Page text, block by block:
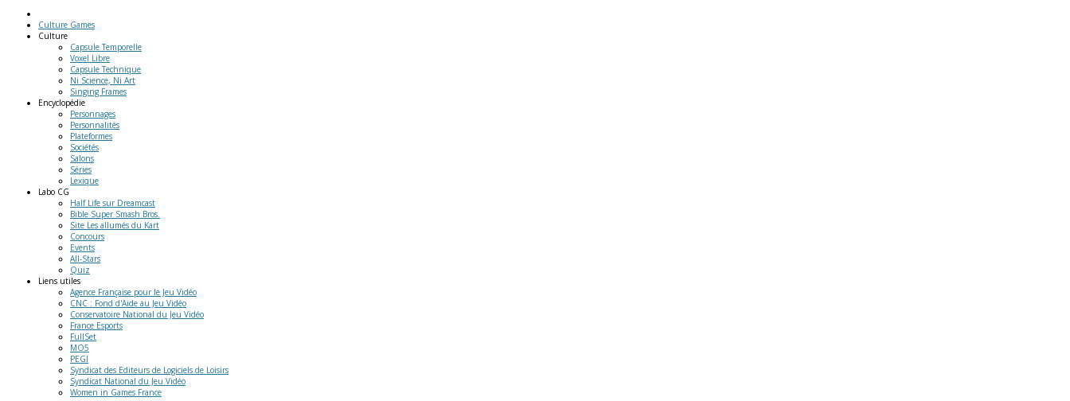
Culture Games
Culture
Capsule Temporelle
Voxel Libre
Capsule Technique
Ni Science, Ni Art
Singing Frames
Encyclopédie
Personnages
Personnalités
Plateformes
Sociétés
Salons
Séries
Lexique
Labo CG
Half Life sur Dreamcast
Bible Super Smash Bros.
Site Les allumés du Kart
Concours
Events
All-Stars
Quiz
Liens utiles
Agence Française pour le Jeu Vidéo
CNC : Fond d'Aide au Jeu Vidéo
Conservatoire National du Jeu Vidéo
France Esports
FullSet
MO5
PEGI
Syndicat des Editeurs de Logiciels de Loisirs
Syndicat National du Jeu Vidéo
Women in Games France